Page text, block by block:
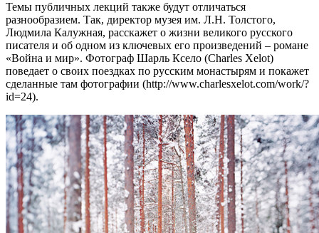
Темы публичных лекций также будут отличаться
разнообразием. Так, директор музея им. Л.Н. Толстого,
Людмила Калужная, расскажет о жизни великого русского
писателя и об одном из ключевых его произведений – романе
«Война и мир». Фотограф Шарль Ксело (Charles Xelot)
поведает о своих поездках по русским монастырям и покажет
сделанные там фотографии (http://www.charlesxelot.com/work/?
id=24).